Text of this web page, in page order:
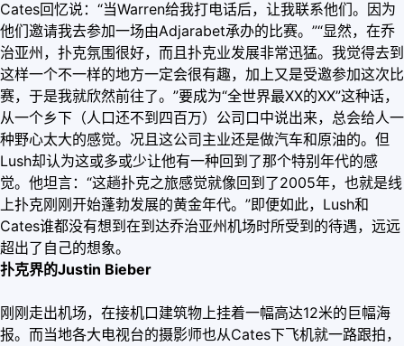
Cates回忆说：“当Warren给我打电话后，让我联系他们。因为
他们邀请我去参加一场由Adjarabet承办的比赛。”“显然，在乔
治亚州，扑克氛围很好，而且扑克业发展非常迅猛。我觉得去到
这样一个不一样的地方一定会很有趣，加上又是受邀参加这次比
赛，于是我就欣然前往了。”要成为“全世界最XX的XX”这种话，
从一个乡下（人口还不到四百万）公司口中说出来，总会给人一
种野心太大的感觉。况且这公司主业还是做汽车和原油的。但
Lush却认为这或多或少让他有一种回到了那个特别年代的感
觉。他坦言：“这趟扑克之旅感觉就像回到了2005年，也就是线
上扑克刚刚开始蓬勃发展的黄金年代。”即便如此，Lush和
Cates谁都没有想到在到达乔治亚州机场时所受到的待遇，远远
超出了自己的想象。
扑克界的Justin Bieber
刚刚走出机场，在接机口建筑物上挂着一幅高达12米的巨幅海
报。而当地各大电视台的摄影师也从Cates下飞机就一路跟拍，